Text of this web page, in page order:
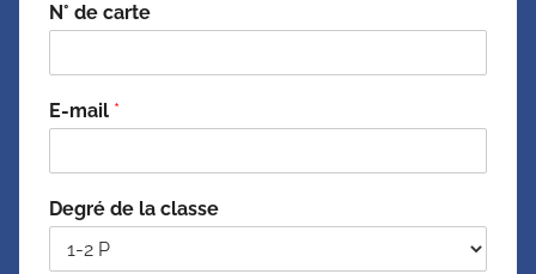
N° de carte
E-mail *
Degré de la classe